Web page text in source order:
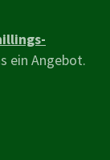
ein Angebot.